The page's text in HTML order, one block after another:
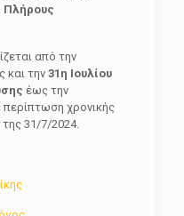
Πλήρους
από την
και την 31η Ιουλίου
έως την
χρονικής
31/7/2024.